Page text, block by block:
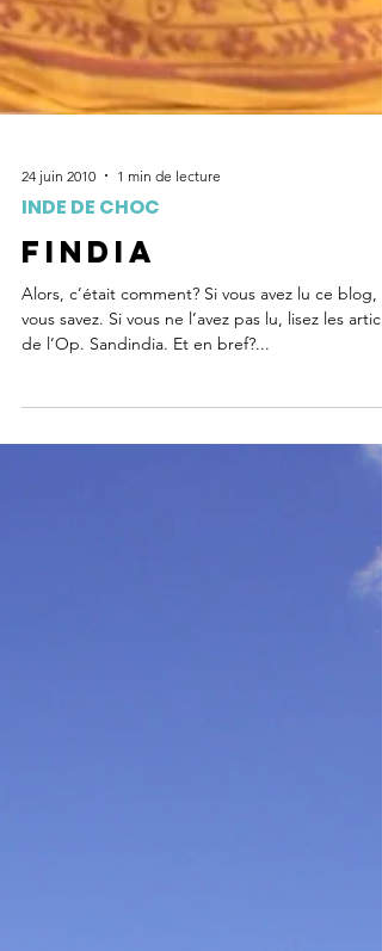
INDE DE CHOC
FINdia
Alors, c’était comment? Si vous avez lu ce blog,